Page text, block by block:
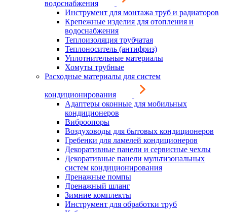
водоснабжения
Инструмент для монтажа труб и радиаторов
Крепежные изделия для отопления и
водоснабжения
Теплоизоляция трубчатая
Теплоноситель (антифриз)
Уплотнительные материалы
Хомуты трубные
Расходные материалы для систем
кондиционирования
Адаптеры оконные для мобильных
кондиционеров
Виброопоры
Воздуховоды для бытовых кондиционеров
Гребенки для ламелей кондиционеров
Декоративные панели и сервисные чехлы
Декоративные панели мультизональных
систем кондиционирования
Дренажные помпы
Дренажный шланг
Зимние комплекты
Инструмент для обработки труб